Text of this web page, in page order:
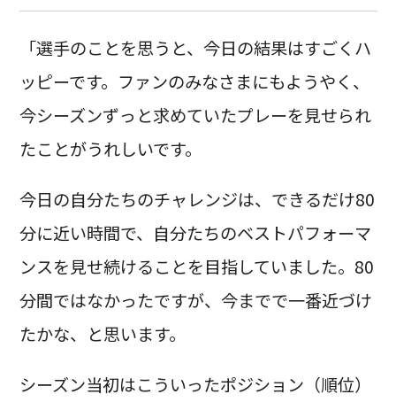
「選手のことを思うと、今日の結果はすごくハ
ッピーです。ファンのみなさまにもようやく、
今シーズンずっと求めていたプレーを見せられ
たことがうれしいです。
今日の自分たちのチャレンジは、できるだけ80
分に近い時間で、自分たちのベストパフォーマ
ンスを見せ続けることを目指していました。80
分間ではなかったですが、今までで一番近づけ
たかな、と思います。
シーズン当初はこういったポジション（順位）